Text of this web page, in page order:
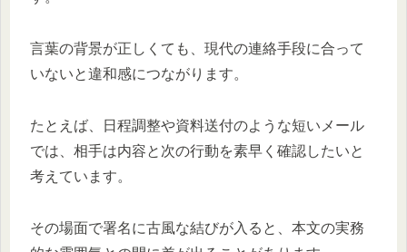
言葉の背景が正しくても、現代の連絡手段に合って
いないと違和感につながります。
たとえば、日程調整や資料送付のような短いメール
では、相手は内容と次の行動を素早く確認したいと
考えています。
その場面で署名に古風な結びが入ると、本文の実務